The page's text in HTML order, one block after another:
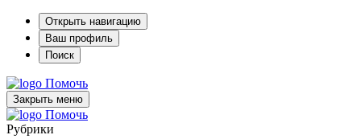
Открыть навигацию
Ваш профиль
Поиск
Помочь
Закрыть меню
Помочь
Рубрики